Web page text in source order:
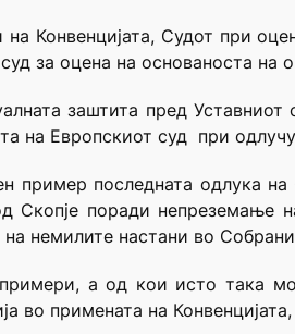
Конвенцијата, Судот при
за оцена на основаноста на
заштита пред Уставниот
на Европскиот суд при
пример последната одлука на
Скопје поради непреземање
немилите настани во
примери, а од кои исто така
во примената на